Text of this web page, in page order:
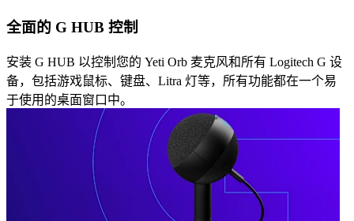
全面的 G HUB 控制
安装 G HUB 以控制您的 Yeti Orb 麦克风和所有 Logitech G 设
备，包括游戏鼠标、键盘、Litra 灯等，所有功能都在一个易
于使用的桌面窗口中。